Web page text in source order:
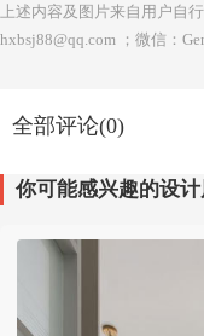
上述内容及图片来自用户自
hxbsj88@qq.com ；微信：
全部评论(0)
你可能感兴趣的设